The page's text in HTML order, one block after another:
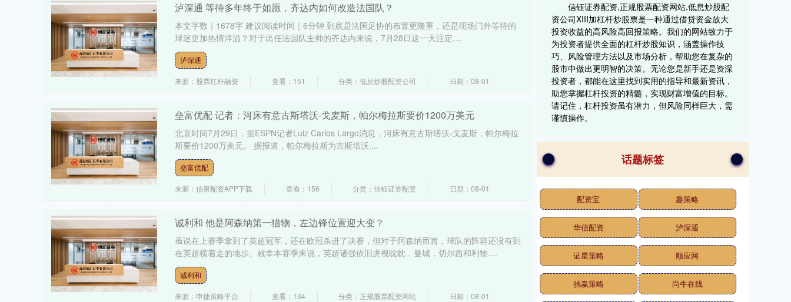
泸深通 等待多年终于如愿，齐达内如何改造法国队？
本文字数｜1678字 建议阅读时间｜6分钟 到底是法国足协的布置更隆重，还是现场门外等待的
球迷更加热情洋溢？对于出任法国队主帅的齐达内来说，7月28日这一天注定....
泸深通
来源：股票杠杆融资 查看：151 分类：低息炒股配资公司 日期：08-01
垒富优配 记者：河床有意古斯塔沃-戈麦斯，帕尔梅拉斯要价1200万美元
北京时间7月29日，据ESPN记者Luiz Carlos Largo消息，河床有意古斯塔沃-戈麦斯，帕尔梅拉
斯要价1200万美元。 据报道，帕尔梅拉斯为古斯塔沃....
垒富优配
来源：信康配资APP下载 查看：156 分类：信钰证券配资 日期：08-01
诚利和 他是阿森纳第一猎物，左边锋位置迎大变？
虽说在上赛季拿到了英超冠军，还在欧冠杀进了决赛，但对于阿森纳而言，球队的阵容还没有到
在英超横着走的地步。就拿本赛季来说，英超诸强依旧虎视眈眈，曼城，切尔西和利物....
诚利和
来源：申捷策略平台 查看：134 分类：正规股票配资网站 日期：08-01
信钰证券配资,正规股票配资网站,低息炒股配
资公司XIII‌加杠杆炒股票是一种通过借贷资金放大
投资收益的高风险高回报策略。我们的网站致力于
为投资者提供全面的杠杆炒股知识，涵盖操作技
巧、风险管理方法以及市场分析，帮助您在复杂的
股市中做出更明智的决策。无论您是新手还是资深
投资者，都能在这里找到实用的指导和最新资讯，
助您掌握杠杆投资的精髓，实现财富增值的目标。
请记住，杠杆投资虽有潜力，但风险同样巨大，需
谨慎操作。
话题标签
配资宝 趣策略
华信配资 泸深通
证星策略 顺应网
驰赢策略 尚牛在线